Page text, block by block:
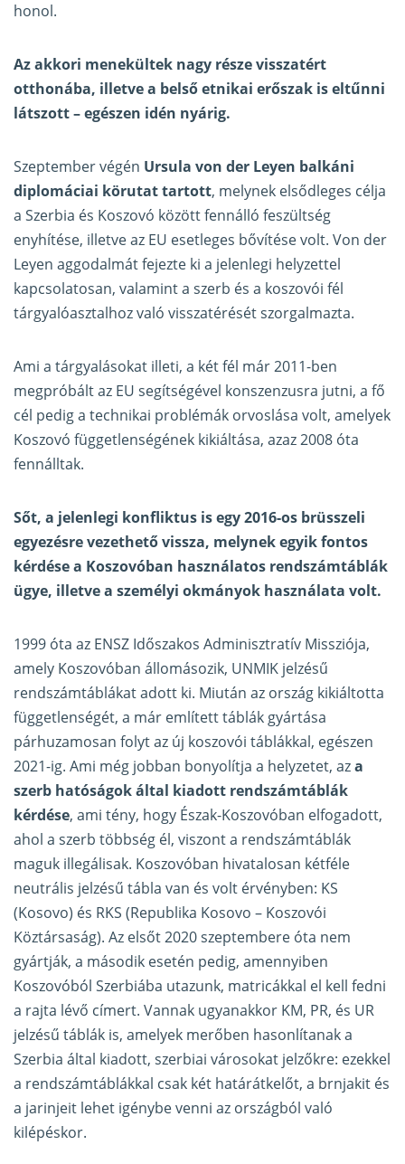
honol.
Az akkori menekültek nagy része visszatért
otthonába, illetve a belső etnikai erőszak is eltűnni
látszott – egészen idén nyárig.
Szeptember végén Ursula von der Leyen balkáni
diplomáciai körutat tartott, melynek elsődleges célja
a Szerbia és Koszovó között fennálló feszültség
enyhítése, illetve az EU esetleges bővítése volt. Von der
Leyen aggodalmát fejezte ki a jelenlegi helyzettel
kapcsolatosan, valamint a szerb és a koszovói fél
tárgyalóasztalhoz való visszatérését szorgalmazta.
Ami a tárgyalásokat illeti, a két fél már 2011-ben
megpróbált az EU segítségével konszenzusra jutni, a fő
cél pedig a technikai problémák orvoslása volt, amelyek
Koszovó függetlenségének kikiáltása, azaz 2008 óta
fennálltak.
Sőt, a jelenlegi konfliktus is egy 2016-os brüsszeli
egyezésre vezethető vissza, melynek egyik fontos
kérdése a Koszovóban használatos rendszámtáblák
ügye, illetve a személyi okmányok használata volt.
1999 óta az ENSZ Időszakos Adminisztratív Missziója,
amely Koszovóban állomásozik, UNMIK jelzésű
rendszámtáblákat adott ki. Miután az ország kikiáltotta
függetlenségét, a már említett táblák gyártása
párhuzamosan folyt az új koszovói táblákkal, egészen
2021-ig. Ami még jobban bonyolítja a helyzetet, aza
szerb hatóságok által kiadott rendszámtáblák
kérdése, ami tény, hogy Észak-Koszovóban elfogadott,
ahol a szerb többség él, viszont a rendszámtáblák
maguk illegálisak. Koszovóban hivatalosan kétféle
neutrális jelzésű tábla van és volt érvényben: KS
(Kosovo) és RKS (Republika Kosovo – Koszovói
Köztársaság). Az elsőt 2020 szeptembere óta nem
gyártják, a második esetén pedig, amennyiben
Koszovóból Szerbiába utazunk, matricákkal el kell fedni
a rajta lévő címert. Vannak ugyanakkor KM, PR, és UR
jelzésű táblák is, amelyek merőben hasonlítanak a
Szerbia által kiadott, szerbiai városokat jelzőkre: ezekkel
a rendszámtáblákkal csak két határátkelőt, a brnjakit és
a jarinjeit lehet igénybe venni az országból való
kilépéskor.